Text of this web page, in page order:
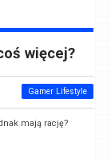
więcej?
Gamer Lifestyle
mają rację?